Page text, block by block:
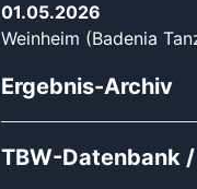
01.05.2026
Weinheim (Badenia
Ergebnis-Archiv
TBW-Datenbank /